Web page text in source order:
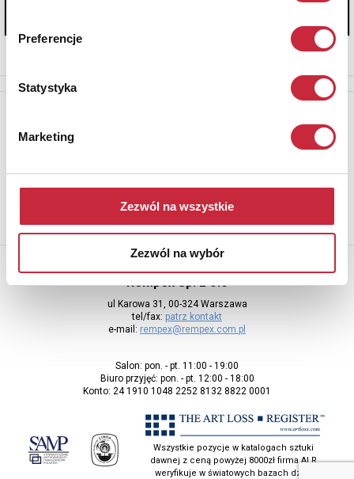
Preferencje
Statystyka
Marketing
Zezwól na wszystkie
Zezwól na wybór
Aby otrzymywać informacje o nowych aukcjach, prosimy podać
Rempex Sp. z o.o
ul Karowa 31, 00-324 Warszawa
tel/fax: patrz kontakt
e-mail: rempex@rempex.com.pl
Salon: pon. - pt. 11:00 - 19:00
Biuro przyjęć: pon. - pt. 12:00 - 18:00
Konto: 24 1910 1048 2252 8132 8822 0001
Wszystkie pozycje w katalogach sztuki
dawnej z ceną powyżej 8000zł firma ALR
weryfikuje w światowych bazach dzieł